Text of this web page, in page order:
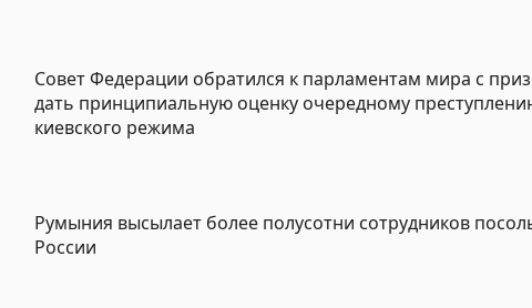
Совет Федерации обратился к парламентам мира с
дать принципиальную оценку очередному
киевского режима
Румыния высылает более полусотни сотрудников
России